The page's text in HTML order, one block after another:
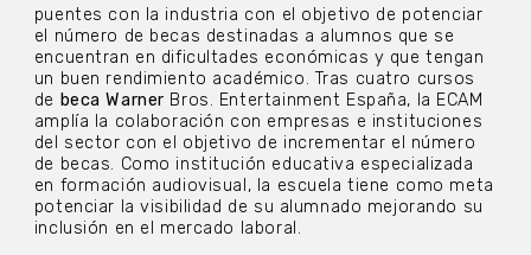
puentes con la industria con el objetivo de potenciar
el número de becas destinadas a alumnos que se
encuentran en dificultades económicas y que tengan
un buen rendimiento académico. Tras cuatro cursos
de beca Warner Bros. Entertainment España, la ECAM
amplía la colaboración con empresas e instituciones
del sector con el objetivo de incrementar el número
de becas. Como institución educativa especializada
en formación audiovisual, la escuela tiene como meta
potenciar la visibilidad de su alumnado mejorando su
inclusión en el mercado laboral.